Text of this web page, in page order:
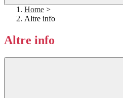
Home >
Altre info
Altre info